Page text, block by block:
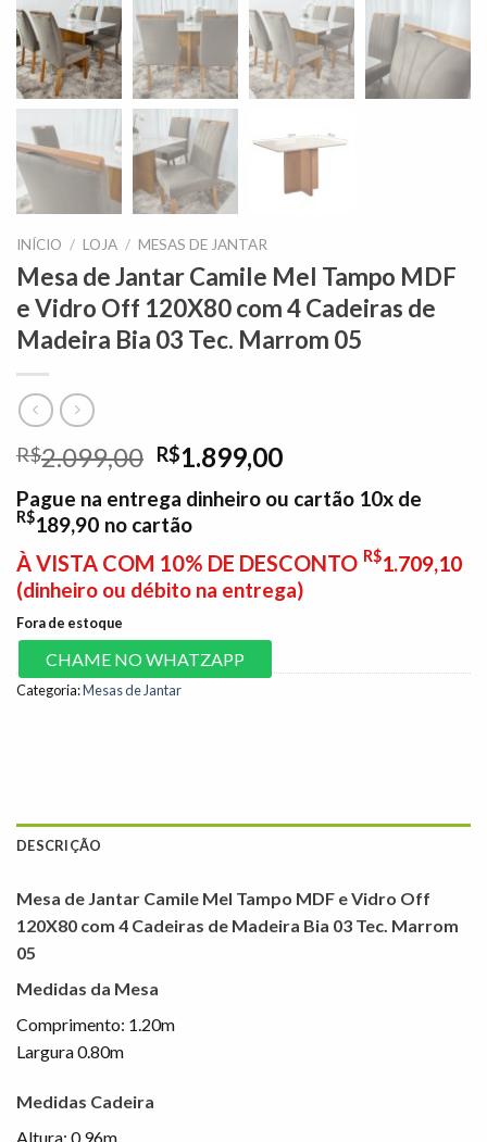
INÍCIO / LOJA / MESAS DE JANTAR
Mesa de Jantar Camile Mel Tampo MDF
e Vidro Off 120X80 com 4 Cadeiras de
Madeira Bia 03 Tec. Marrom 05
R$2.099,00 O
original
era:
R$2.099,00.
R$1.899,00O
atual
R$1.899,00.
Pague na entrega dinheiro ou cartão 10x de
R$189,90 no cartão
À VISTA COM 10% DE DESCONTO R$1.709,10
(dinheiro ou débito na entrega)
Fora de estoque
CHAME NO WHATZAPP
Categoria:Mesas de Jantar
DESCRIÇÃO
Mesa de Jantar Camile Mel Tampo MDF e Vidro Off
120X80 com 4 Cadeiras de Madeira Bia 03 Tec. Marrom
05
Medidas da Mesa
Comprimento: 1.20m
Largura 0.80m
Medidas Cadeira
Altura: 0.96m